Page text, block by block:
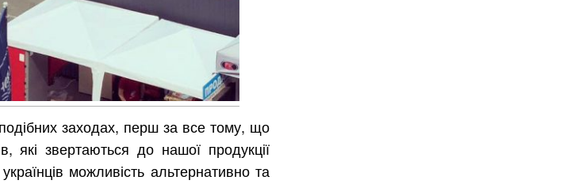
заходах, перш за все тому, що
які звертаються до нашої продукції
можливість альтернативно та